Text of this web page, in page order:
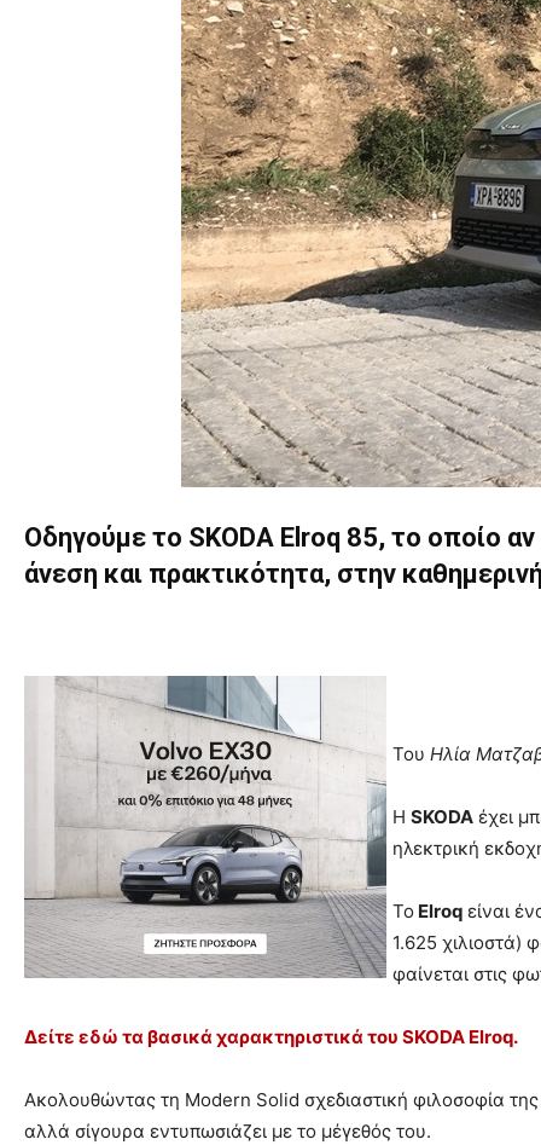
Οδηγούμε το SKODA Elroq 85, το οποίο
άνεση και πρακτικότητα, στην
Του Ηλία
Η SKODA έχει
ηλεκτρική
Το Elroq είναι
1.625 χιλιοστά)
φαίνεται στις
Δείτε εδώ τα βασικά χαρακτηριστικά του SKODA Elroq.
Ακολουθώντας τη Modern Solid σχεδιαστική φιλοσοφία
αλλά σίγουρα εντυπωσιάζει με το μέγεθός του.